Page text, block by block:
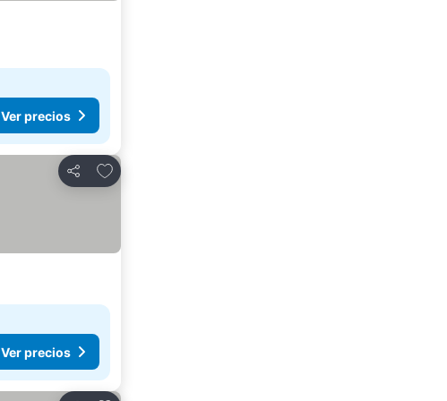
Ver precios
Compartir
Añadir a favoritos
Ver precios